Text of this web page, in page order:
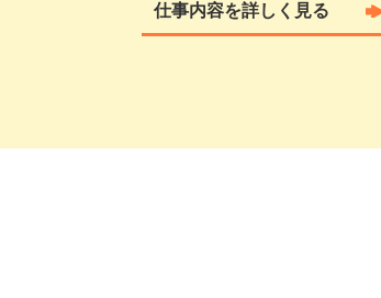
仕事内容を詳しく見る